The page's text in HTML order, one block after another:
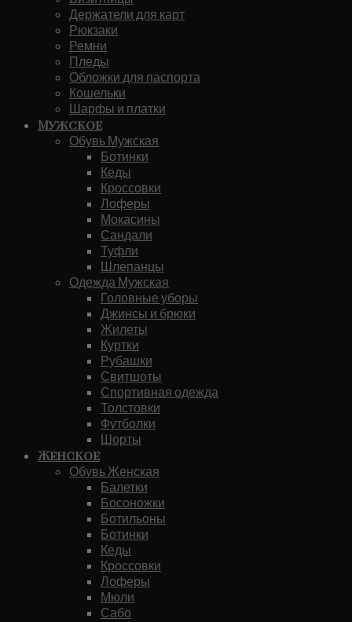
Держатели для карт
Рюкзаки
Ремни
Пледы
Обложки для паспорта
Кошельки
Шарфы и платки
Мужское
Обувь Мужская
Ботинки
Кеды
Кроссовки
Лоферы
Мокасины
Сандали
Туфли
Шлепанцы
Одежда Мужская
Головные уборы
Джинсы и брюки
Жилеты
Куртки
Рубашки
Свитшоты
Спортивная одежда
Толстовки
Футболки
Шорты
Женское
Обувь Женская
Балетки
Босоножки
Ботильоны
Ботинки
Кеды
Кроссовки
Лоферы
Мюли
Сабо